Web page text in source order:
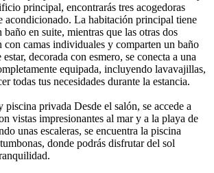
principal, encontrarás tres acogedoras
acondicionado. La habitación principal tiene
en suite, mientras que las otras dos
con camas individuales y comparten un baño
decorada con esmero, se conecta a una
equipada, incluyendo lavavajillas,
todas tus necesidades durante la estancia.
piscina privada Desde el salón, se accede a
vistas impresionantes al mar y a la playa de
unas escaleras, se encuentra la piscina
donde podrás disfrutar del sol